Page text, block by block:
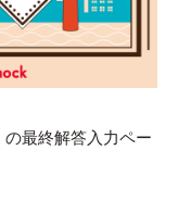
最終解答入力ペー